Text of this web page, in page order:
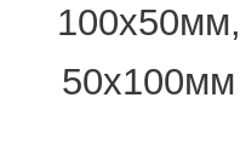
100х50мм,
50х100мм